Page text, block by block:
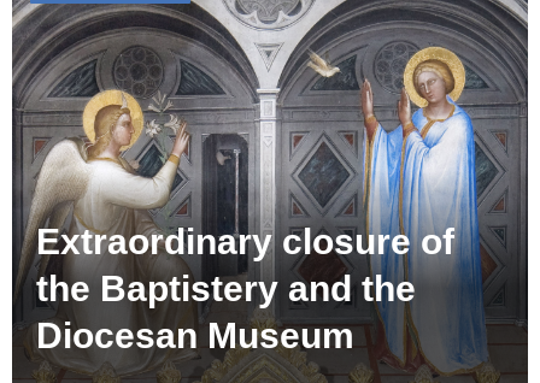
Extraordinary closure of
the Baptistery and the
Diocesan Museum